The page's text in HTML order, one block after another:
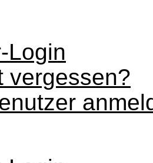
Login
vergessen?